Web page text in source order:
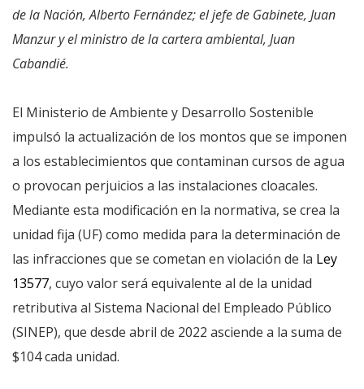
de la Nación, Alberto Fernández; el jefe de Gabinete, Juan
Manzur y el ministro de la cartera ambiental, Juan
Cabandié.
El Ministerio de Ambiente y Desarrollo Sostenible
impulsó la actualización de los montos que se imponen
a los establecimientos que contaminan cursos de agua
o provocan perjuicios a las instalaciones cloacales.
Mediante esta modificación en la normativa, se crea la
unidad fija (UF) como medida para la determinación de
las infracciones que se cometan en violación de la Ley
13577, cuyo valor será equivalente al de la unidad
retributiva al Sistema Nacional del Empleado Público
(SINEP), que desde abril de 2022 asciende a la suma de
$104 cada unidad.